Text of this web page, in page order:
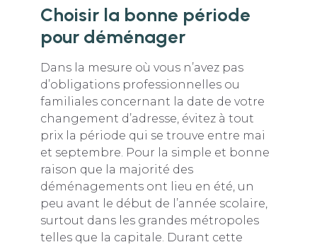
Choisir la bonne période
pour déménager
Dans la mesure où vous n’avez pas
d’obligations professionnelles ou
familiales concernant la date de votre
changement d’adresse, évitez à tout
prix la période qui se trouve entre mai
et septembre. Pour la simple et bonne
raison que la majorité des
déménagements ont lieu en été, un
peu avant le début de l’année scolaire,
surtout dans les grandes métropoles
telles que la capitale. Durant cette